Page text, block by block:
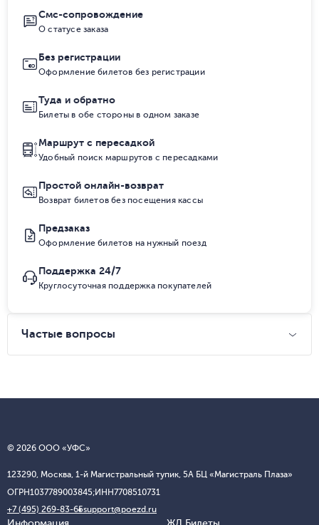
Смс-сопровождение
О статусе заказа
Без регистрации
Оформление билетов без регистрации
Туда и обратно
Билеты в обе стороны в одном заказе
Маршрут с пересадкой
Удобный поиск маршрутов с пересадками
Простой онлайн-возврат
Возврат билетов без посещения кассы
Предзаказ
Оформление билетов на нужный поезд
Поддержка 24/7
Круглосуточная поддержка покупателей
Частые вопросы
© 2026 ООО «УФС»
123290, Москва, 1-й Магистральный тупик, 5А БЦ «Магистраль Плаза»
ОГРН1037789003845;ИНН7708510731
+7 (495) 269-83-65support@poezd.ru